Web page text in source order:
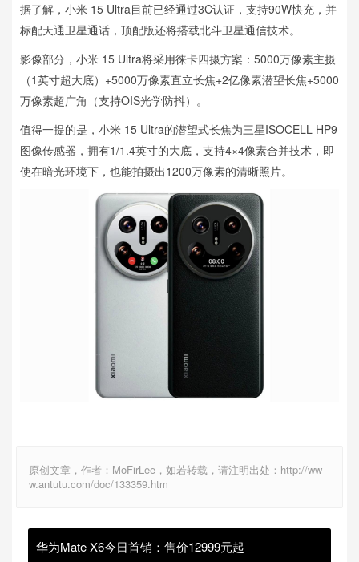
据了解，小米 15 Ultra目前已经通过3C认证，支持90W快充，并
标配天通卫星通话，顶配版还将搭载北斗卫星通信技术。
影像部分，小米 15 Ultra将采用徕卡四摄方案：5000万像素主摄
（1英寸超大底）+5000万像素直立长焦+2亿像素潜望长焦+5000
万像素超广角（支持OIS光学防抖）。
值得一提的是，小米 15 Ultra的潜望式长焦为三星ISOCELL HP9
图像传感器，拥有1/1.4英寸的大底，支持4×4像素合并技术，即
使在暗光环境下，也能拍摄出1200万像素的清晰照片。
原创文章，作者：MoFirLee，如若转载，请注明出处：http://ww
w.antutu.com/doc/133359.htm
华为Mate X6今日首销：售价12999元起